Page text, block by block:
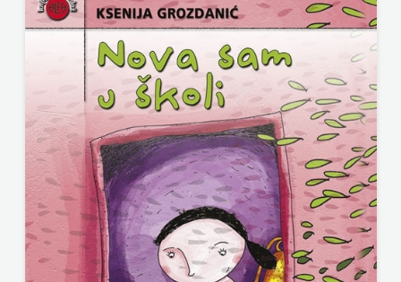
OGNJIŠTA
NOVOTEKS
OMEGA
LAN
Pearson
PLANET
ZOE